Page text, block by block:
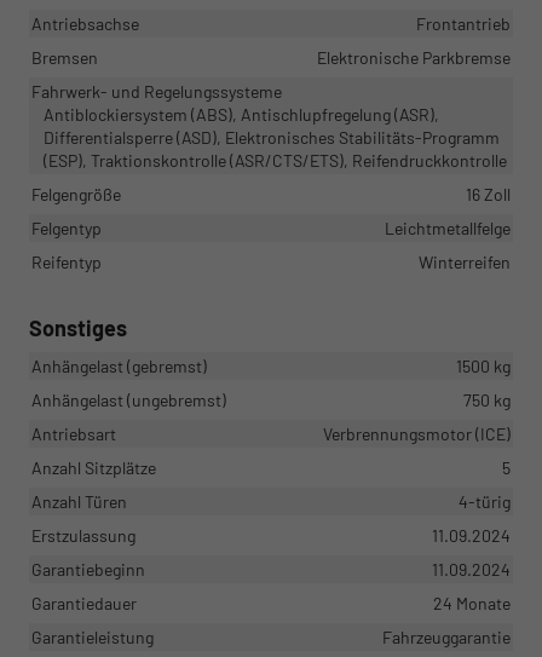
Antriebsachse
Frontantrieb
Bremsen
Elektronische Parkbremse
Fahrwerk- und Regelungssysteme
Antiblockiersystem (ABS), Antischlupfregelung (ASR),
Differentialsperre (ASD), Elektronisches Stabilitäts-Programm
(ESP), Traktionskontrolle (ASR/CTS/ETS), Reifendruckkontrolle
Felgengröße
16 Zoll
Felgentyp
Leichtmetallfelge
Reifentyp
Winterreifen
Sonstiges
Anhängelast (gebremst)
1500 kg
Anhängelast (ungebremst)
750 kg
Antriebsart
Verbrennungsmotor (ICE)
Anzahl Sitzplätze
5
Anzahl Türen
4-türig
Erstzulassung
11.09.2024
Garantiebeginn
11.09.2024
Garantiedauer
24 Monate
Garantieleistung
Fahrzeuggarantie